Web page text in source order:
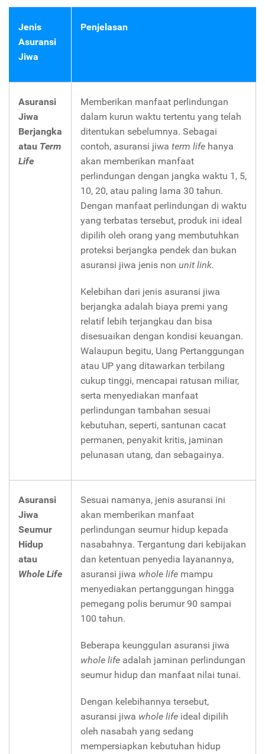
Jenis
Asuransi
Jiwa
Penjelasan
Asuransi
Jiwa
Berjangka
atau Term
Life
Memberikan manfaat perlindungan
dalam kurun waktu tertentu yang telah
ditentukan sebelumnya. Sebagai
contoh, asuransi jiwa term life hanya
akan memberikan manfaat
perlindungan dengan jangka waktu 1, 5,
10, 20, atau paling lama 30 tahun.
Dengan manfaat perlindungan di waktu
yang terbatas tersebut, produk ini ideal
dipilih oleh orang yang membutuhkan
proteksi berjangka pendek dan bukan
asuransi jiwa jenis non unit link.
Kelebihan dari jenis asuransi jiwa
berjangka adalah biaya premi yang
relatif lebih terjangkau dan bisa
disesuaikan dengan kondisi keuangan.
Walaupun begitu, Uang Pertanggungan
atau UP yang ditawarkan terbilang
cukup tinggi, mencapai ratusan miliar,
serta menyediakan manfaat
perlindungan tambahan sesuai
kebutuhan, seperti, santunan cacat
permanen, penyakit kritis, jaminan
pelunasan utang, dan sebagainya.
Asuransi
Jiwa
Seumur
Hidup
atau
Whole Life
Sesuai namanya, jenis asuransi ini
akan memberikan manfaat
perlindungan seumur hidup kepada
nasabahnya. Tergantung dari kebijakan
dan ketentuan penyedia layanannya,
asuransi jiwa whole life mampu
menyediakan pertanggungan hingga
pemegang polis berumur 90 sampai
100 tahun.
Beberapa keunggulan asuransi jiwa
whole life adalah jaminan perlindungan
seumur hidup dan manfaat nilai tunai.
Dengan kelebihannya tersebut,
asuransi jiwa whole life ideal dipilih
oleh nasabah yang sedang
mempersiapkan kebutuhan hidup